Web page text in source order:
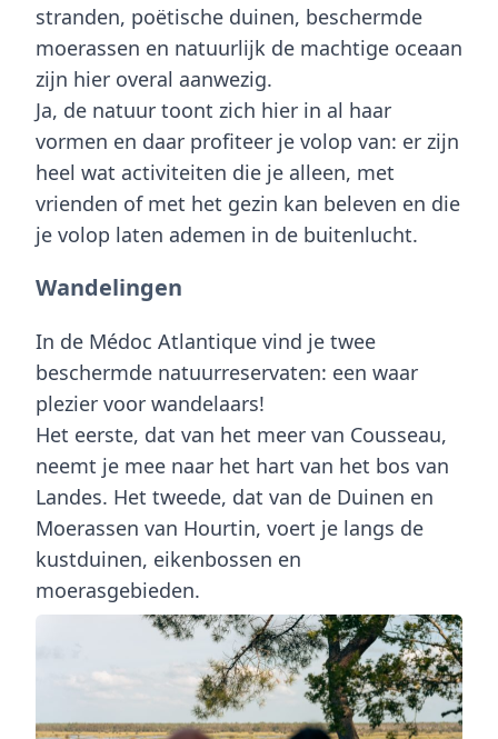
stranden, poëtische duinen, beschermde
moerassen en natuurlijk de machtige oceaan
zijn hier overal aanwezig.
Ja, de natuur toont zich hier in al haar
vormen en daar profiteer je volop van: er zijn
heel wat activiteiten die je alleen, met
vrienden of met het gezin kan beleven en die
je volop laten ademen in de buitenlucht.
Wandelingen
In de Médoc Atlantique vind je twee
beschermde natuurreservaten: een waar
plezier voor wandelaars!
Het eerste, dat van het meer van Cousseau,
neemt je mee naar het hart van het bos van
Landes. Het tweede, dat van de Duinen en
Moerassen van Hourtin, voert je langs de
kustduinen, eikenbossen en
moerasgebieden.